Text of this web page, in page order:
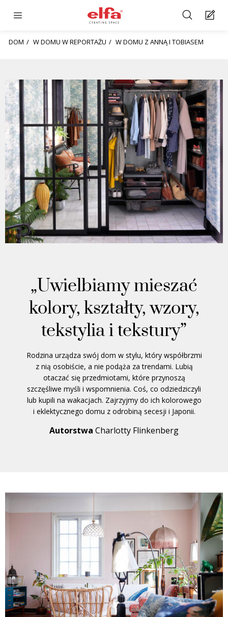
DOM W DOMU W REPORTAŻU W DOMU Z ANNĄ I TOBIASEM
„Uwielbiamy mieszać
kolory, kształty, wzory,
tekstylia i tekstury”
Rodzina urządza swój dom w stylu, który współbrzmi
z nią osobiście, a nie podąża za trendami. Lubią
otaczać się przedmiotami, które przynoszą
szczęśliwe myśli i wspomnienia. Coś, co odziedziczyli
lub kupili na wakacjach. Zajrzyjmy do ich kolorowego
i eklektycznego domu z odrobiną secesji i Japonii.
Autorstwa Charlotty Flinkenberg